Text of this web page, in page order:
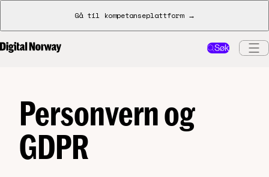
Gå til kompetanseplattform →
Søk
Personvern og
GDPR